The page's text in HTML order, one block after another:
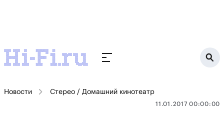
Новости Стерео / Домашний кинотеатр
11.01.2017 00:00:00